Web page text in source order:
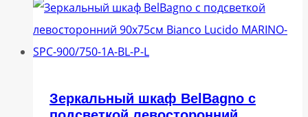
Зеркальный шкаф BelBagno с